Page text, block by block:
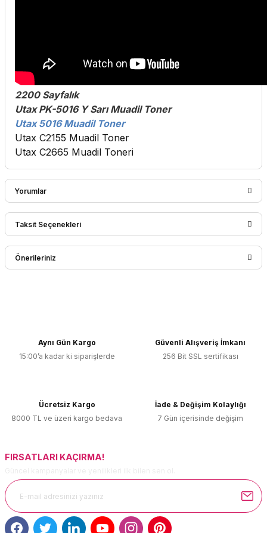
2200 Sayfalık
Utax PK-5016 Y Sarı Muadil Toner
Utax 5016 Muadil Toner
Utax C2155 Muadil Toner
Utax C2665 Muadil Toneri
Yorumlar
Bu ürüne ilk yorumu siz yapın!
Taksit Seçenekleri
Önerileriniz
Ürün resmi kalitesiz, bozuk veya görüntülenemiyor.
Ürün fiyatı diğer sitelerden daha pahalı.
Bu ürüne benzer farklı alternatifler olmalı.
Aynı Gün Kargo
15:00’a kadar ki siparişlerde
Güvenli Alışveriş İmkanı
256 Bit SSL sertifikası
Ücretsiz Kargo
8000 TL ve üzeri kargo bedava
İade & Değişim Kolaylığı
7 Gün içerisinde değişim
FIRSATLARI KAÇIRMA!